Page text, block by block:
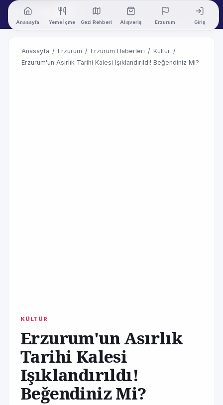
Anasayfa Yeme İçme Gezi Rehberi Alışveriş Erzurum Giriş
Anasayfa / Erzurum / Erzurum Haberleri / Kültür /
Erzurum'un Asırlık Tarihi Kalesi Işıklandırıldı! Beğendiniz Mi?
KÜLTÜR
Erzurum'un Asırlık
Tarihi Kalesi
Işıklandırıldı!
Beğendiniz Mi?